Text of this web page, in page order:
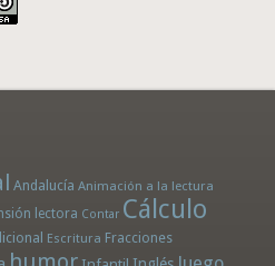
Andalucía Animación a la lectura
lectora Contar Cálculo
Escritura Fracciones